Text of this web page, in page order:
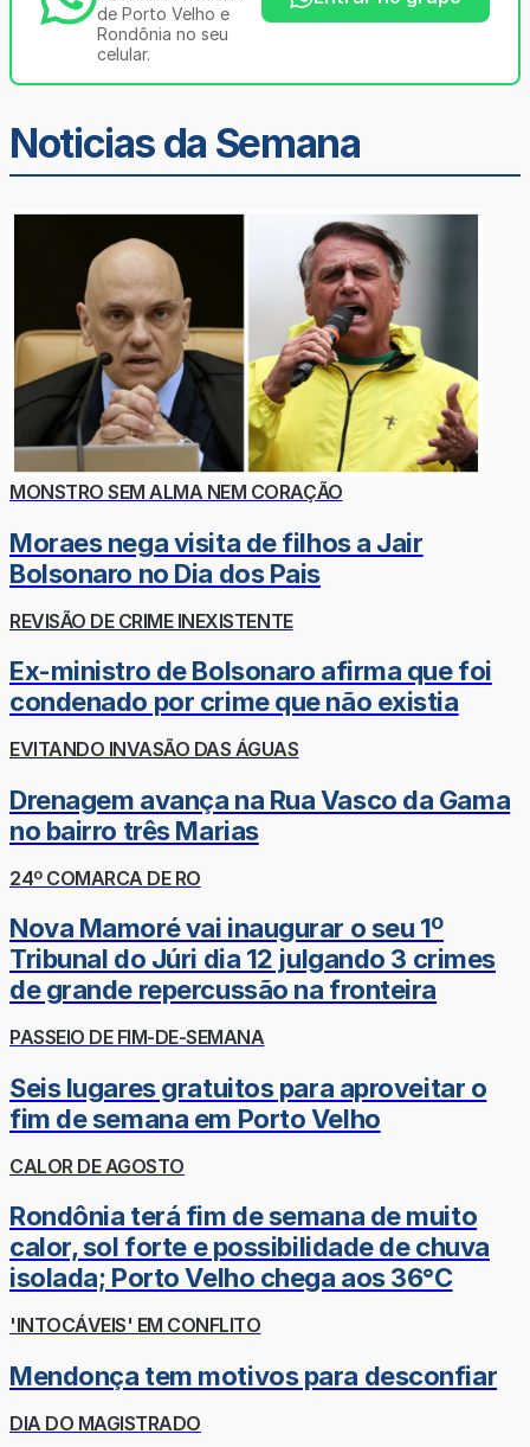
de Porto Velho e
Rondônia no seu
celular.
Noticias da Semana
MONSTRO SEM ALMA NEM CORAÇÃO
Moraes nega visita de filhos a Jair
Bolsonaro no Dia dos Pais
REVISÃO DE CRIME INEXISTENTE
Ex-ministro de Bolsonaro afirma que foi
condenado por crime que não existia
EVITANDO INVASÃO DAS ÁGUAS
Drenagem avança na Rua Vasco da Gama
no bairro três Marias
24º COMARCA DE RO
Nova Mamoré vai inaugurar o seu 1º
Tribunal do Júri dia 12 julgando 3 crimes
de grande repercussão na fronteira
PASSEIO DE FIM-DE-SEMANA
Seis lugares gratuitos para aproveitar o
fim de semana em Porto Velho
CALOR DE AGOSTO
Rondônia terá fim de semana de muito
calor, sol forte e possibilidade de chuva
isolada; Porto Velho chega aos 36°C
'INTOCÁVEIS' EM CONFLITO
Mendonça tem motivos para desconfiar
DIA DO MAGISTRADO